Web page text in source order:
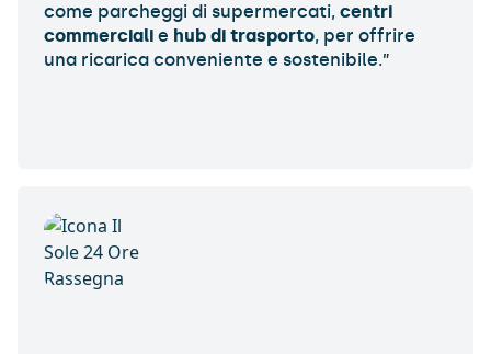
come parcheggi di supermercati, centri
commerciali e hub di trasporto, per offrire
una ricarica conveniente e sostenibile.”